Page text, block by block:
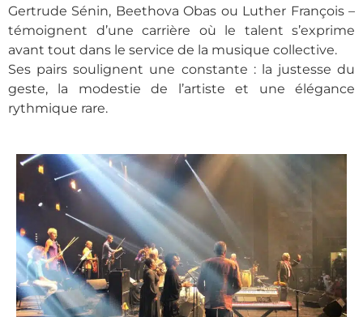
Gertrude Sénin, Beethova Obas ou Luther François –
témoignent d’une carrière où le talent s’exprime
avant tout dans le service de la musique collective.
Ses pairs soulignent une constante : la justesse du
geste, la modestie de l’artiste et une élégance
rythmique rare.